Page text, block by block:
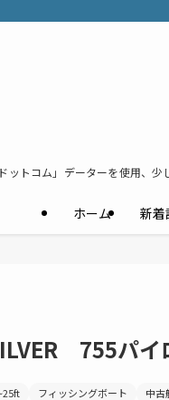
ドットコム」データーを使用、
ホーム 新着
755パイ
フィッシングボート 中古